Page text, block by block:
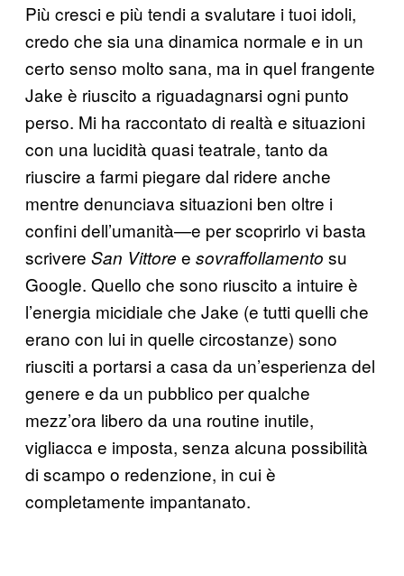
Più cresci e più tendi a svalutare i tuoi idoli,
credo che sia una dinamica normale e in un
certo senso molto sana, ma in quel frangente
Jake è riuscito a riguadagnarsi ogni punto
perso. Mi ha raccontato di realtà e situazioni
con una lucidità quasi teatrale, tanto da
riuscire a farmi piegare dal ridere anche
mentre denunciava situazioni ben oltre i
confini dell’umanità—e per scoprirlo vi basta
scrivere San Vittore e sovraffollamento su
Google. Quello che sono riuscito a intuire è
l’energia micidiale che Jake (e tutti quelli che
erano con lui in quelle circostanze) sono
riusciti a portarsi a casa da un’esperienza del
genere e da un pubblico per qualche
mezz’ora libero da una routine inutile,
vigliacca e imposta, senza alcuna possibilità
di scampo o redenzione, in cui è
completamente impantanato.